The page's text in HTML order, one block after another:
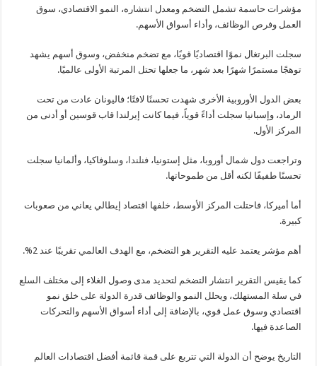
مغلقة
مؤشرات حاسمة تشمل التضخم ومعدل انتشاره، النمو الاقتصادي، سوق
العمل وفرص الوظائف، وأداء أسواق الأسهم.
سجلت البرتغال نموًا اقتصاديًا قويًا، مع تضخم منخفض، وسوق أسهم يشهد
توهجًا مستمرًا شهرًا بعد شهر، ما جعلها تحتل المرتبة الأولى عالميًا.
بعض الدول الأوروبية الأخرى شهدت تحسنًا لافتًا؛ فاليونان عادت من تحت
الرماد، وإسبانيا سجلت أداءً قوياً، فيما كانت إيرلندا قاب قوسين أو أدنى من
المركز الأول.
وتراجعت دول شمال أوروبا، مثل إستونيا،فنلندا ، وسلوفاكيا، وألمانيا سجلت
تحسنًا طفيفًا لكنه أقل من طموحاتها.
أما أميركا، فاحتلت المركز الأوسط، خلفها اقتصاد إيطالي يعاني من صعوبات
كبيرة.
أهم مؤشر يعتمد عليه التقرير هو التضخم، مع الهدف العالمي تقريبًا عند 2%.
كما يقيس التقرير انتشار التضخم لتحديد مدى وصول الغلاء إلى مختلف السلع
في سلة المستهلك، ويحلل النمو والوظائف قدرة الدولة على خلق نمو
اقتصادي وسوق عمل قوي، بالإضافة إلى أداء أسواق الأسهم والتحركات
الصاعدة فيها.
التاريخ يوضح أن الدولة التي تتربع على قمة قائمة أفضل اقتصادات العالم